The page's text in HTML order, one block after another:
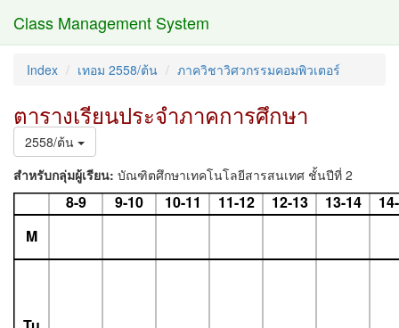
Class Management System
Index เทอม 2558/ต้น ภาควิชาวิศวกรรมคอมพิวเตอร์
ตารางเรียนประจำภาคการศึกษา
2558/ต้น
สำหรับกลุ่มผู้เรียน: บัณฑิตศึกษาเทคโนโลยีสารสนเทศ ชั้นปีที่ 2
8-9 9-10 10-11 11-12 12-13 13-14
M